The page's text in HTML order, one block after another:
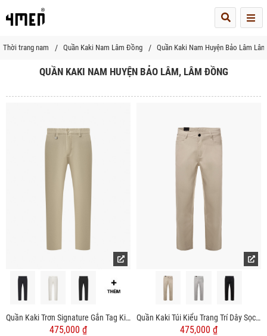
Thời trang nam Quần Kaki Nam Lâm Đồng Quần Kaki Nam Huyện Bảo Lâm
QUẦN KAKI NAM HUYỆN BẢO LÂM, LÂM ĐỒNG
Quần Kaki Trơn Signature Gắn Tag Kim Loại Form Slimfit QK028
475,000 ₫
Quần Kaki Túi Kiểu Trang Trí Dây Sọc Form Regular QK029
475,000 ₫